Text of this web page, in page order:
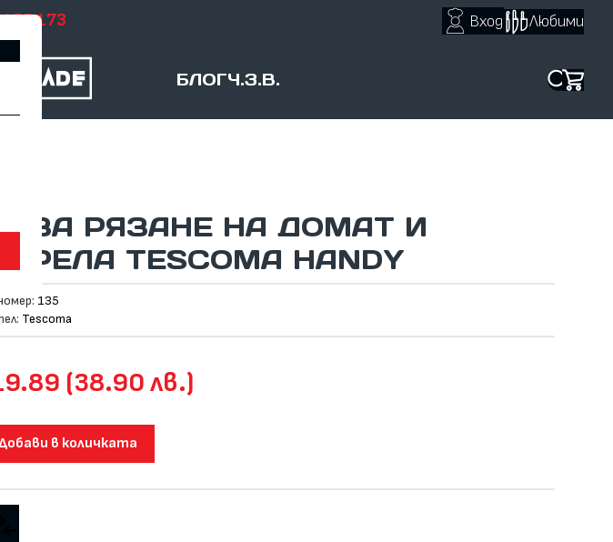
173 Вход Любими
БЛОГЧ.З.В.
ЗА РЯЗАНЕ НА ДОМАТ И
TESCOMA HANDY
135
Tescoma
(38.90 лв.)
в количката